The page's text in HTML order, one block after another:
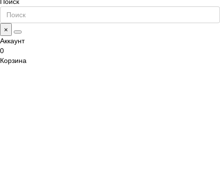
Поиск
×
Аккаунт
0
Корзина